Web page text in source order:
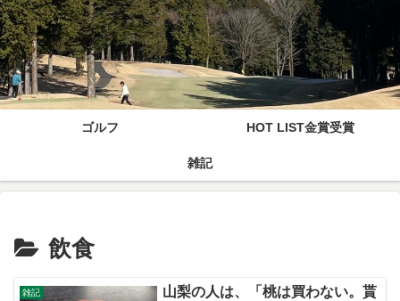
ゴルフ HOT LIST金賞受賞
雑記
飲食
雑記
山梨の人は、「桃は買わない。貰